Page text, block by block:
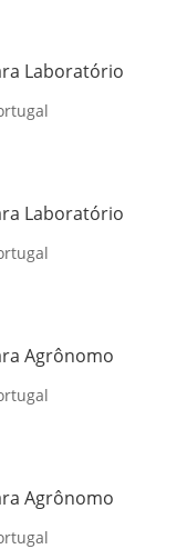
Laboratório
Laboratório
Agrônomo
Agrônomo